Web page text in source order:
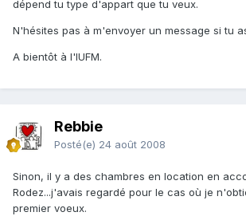
dépend tu type d'appart que tu veux.
N'hésites pas à m'envoyer un message si tu
A bientôt à l'IUFM.
Rebbie
Posté(e) 24 août 2008
Sinon, il y a des chambres en location en
Rodez...j'avais regardé pour le cas où je
premier voeux.